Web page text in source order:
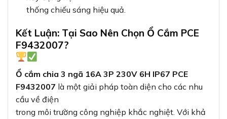
thống chiếu sáng hiệu quả.
Kết Luận: Tại Sao Nên Chọn Ổ Cắm PCE
F9432007?
Ổ cắm chia 3 ngã 16A 3P 230V 6H IP67 PCE
F9432007 là một giải pháp toàn diện cho các nhu
cầu về điện
trong môi trường công nghiệp khắc nghiệt. Với khả